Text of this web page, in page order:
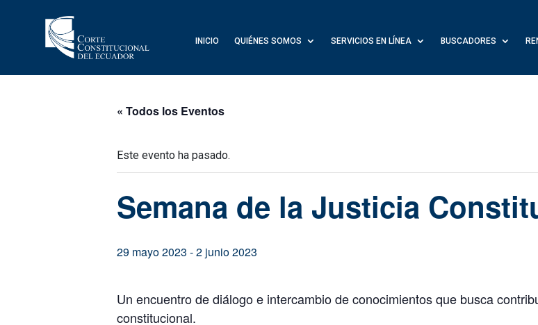
INICIO QUIÉNES SOMOS SERVICIOS EN LÍNEA BUSCADORES
« Todos los Eventos
Este evento ha pasado.
Semana de la Justicia
29 mayo 2023 -2 junio 2023
Un encuentro de diálogo e intercambio de conocimientos que busca
constitucional.